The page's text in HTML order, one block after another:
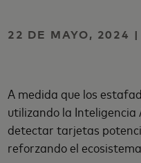
22 DE MAYO, 2024
A medida que los
utilizando la
detectar tarjetas
reforzando el